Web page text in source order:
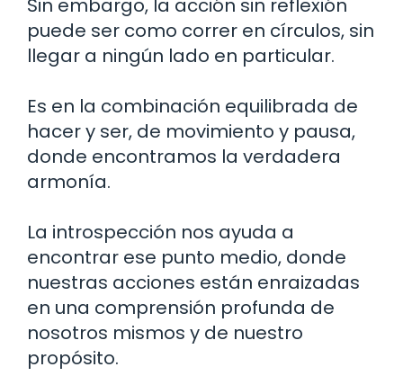
Sin embargo, la acción sin reflexión
puede ser como correr en círculos, sin
llegar a ningún lado en particular.
Es en la combinación equilibrada de
hacer y ser, de movimiento y pausa,
donde encontramos la verdadera
armonía.
La introspección nos ayuda a
encontrar ese punto medio, donde
nuestras acciones están enraizadas
en una comprensión profunda de
nosotros mismos y de nuestro
propósito.